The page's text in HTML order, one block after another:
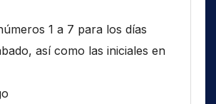
1 a 7 para los días
así como las iniciales en